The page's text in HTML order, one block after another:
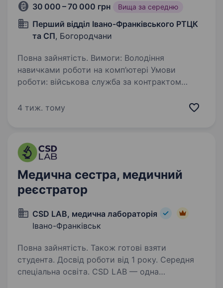
30 000 – 70 000 грн Вища за середню
Перший відділ Івано-Франківського РТЦК
та СП, Богородчани
Повна зайнятість. Вимоги: Володіння
навичками роботи на комп’ютері Умови
роботи: військова служба за контрактом
4 тиж. тому
Медична сестра, медичний
реєстратор
CSD LAB, медична лабораторія
Івано-Франківськ
Повна зайнятість. Також готові взяти
студента. Досвід роботи від 1 року. Середня
спеціальна освіта. CSD LAB — одна